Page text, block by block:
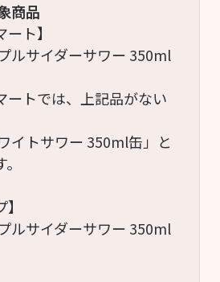
商品
ト】
ルサイダーサワー 350ml
トでは、上記品がない
イトサワー 350ml缶」と
ルサイダーサワー 350ml